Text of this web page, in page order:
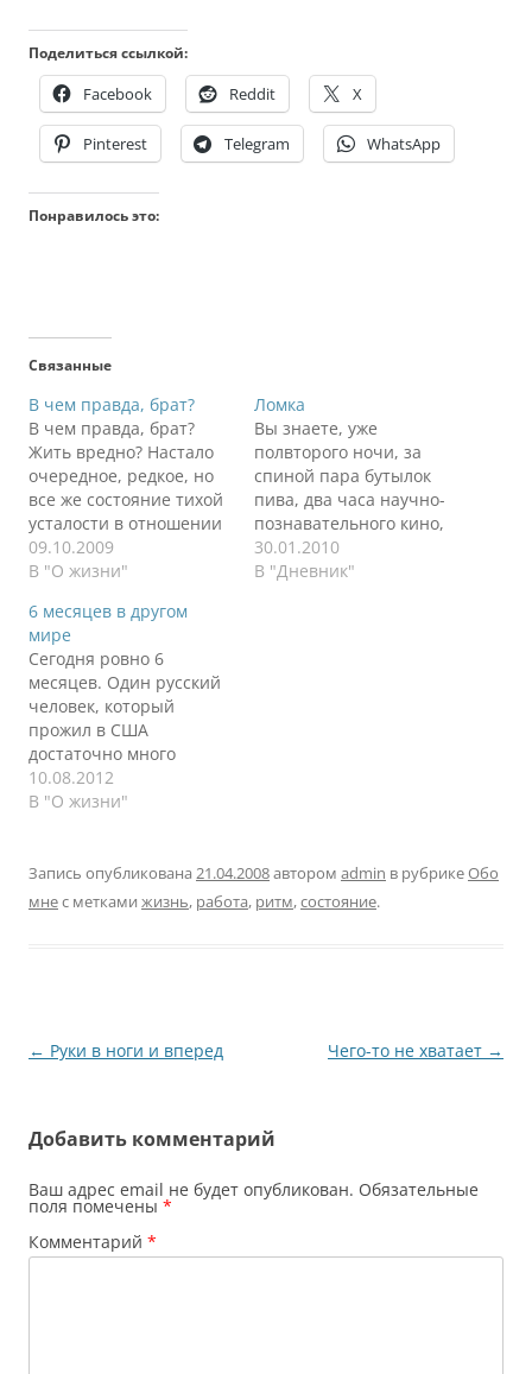
Поделиться ссылкой:
Facebook Reddit X
Pinterest Telegram WhatsApp
Понравилось это:
Связанные
В чем правда, брат?
В чем правда, брат?
Жить вредно? Настало
очередное, редкое, но
все же состояние тихой
усталости в отношении
всего, что движется.
Лучше замереть,
ситуацию. Лоб
начинает трещать, а
стена не шелохнется.
Люди остаются
неизменными, а Земля
вертится. Солнце греет,
а ледники тают. Ничего
не меняется в нас,
совсем…
09.10.2009
В "О жизни"
Ломка
Вы знаете, уже
полвторого ночи, за
спиной пара бутылок
пива, два часа научно-
познавательного кино,
книга, 14 часовой
рабочий утро-день-
30.01.2010
В "Дневник"
6 месяцев в другом
мире
Сегодня ровно 6
месяцев. Один русский
человек, который
прожил в США
достаточно много
времени, рассказал об
интересной тенденции.
приезжих "розовые
очки": все интересно,
ты выходишь…
10.08.2012
В "О жизни"
Запись опубликована 21.04.2008автором admin в рубрикеОбо
мнес метками жизнь, работа, ритм,состояние.
Навигация
← Руки в ноги и вперед Чего-то не хватает →
Добавить комментарий
Ваш адрес email не будет опубликован. Обязательные
поля помечены *
Комментарий *